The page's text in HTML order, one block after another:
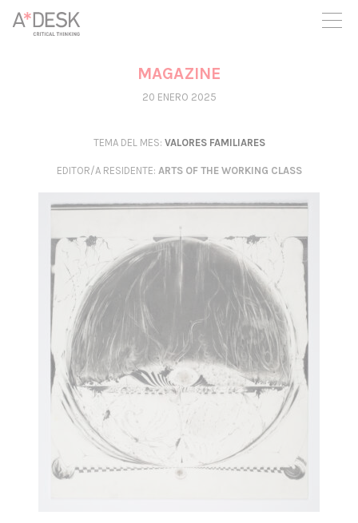
crees también en A*DESK seguimos necesitándote para poder
seguir adelante. Ahora puedes participar del proyecto y
apoyarlo.
MAGAZINE
20 ENERO 2025
TEMA DEL MES: VALORES FAMILIARES
EDITOR/A RESIDENTE: ARTS OF THE WORKING CLASS